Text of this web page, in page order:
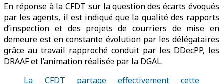
En réponse à la CFDT sur la question des écarts évoqués
par les agents, il est indiqué que la qualité des rapports
d’inspection et des projets de courriers de mise en
demeure est en constante évolution par les délégataires
grâce au travail rapproché conduit par les DDecPP, les
DRAAF et l’animation réalisée par la DGAL.
La CFDT partage effectivement cette